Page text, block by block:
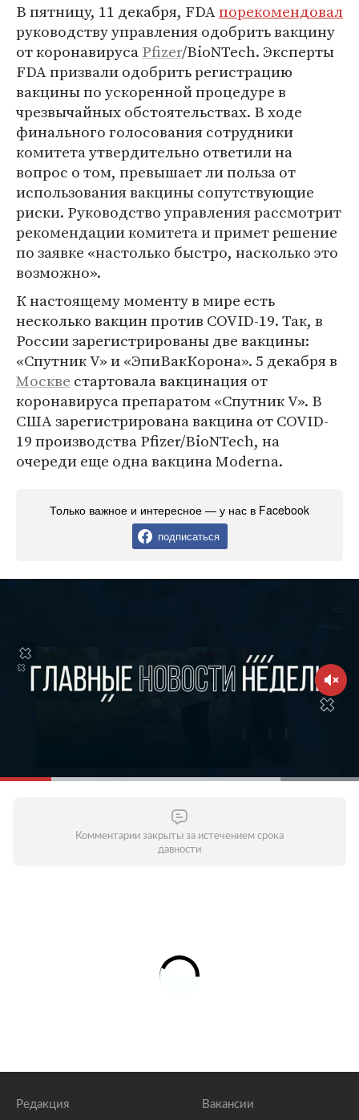
В пятницу, 11 декабря, FDAпорекомендовал
руководству управления одобрить вакцину
от коронавирусаPfizer/BioNTech. Эксперты
FDA призвали одобрить регистрацию
вакцины по ускоренной процедуре в
чрезвычайных обстоятельствах. В ходе
финального голосования сотрудники
комитета утвердительно ответили на
вопрос о том, превышает ли польза от
использования вакцины сопутствующие
риски. Руководство управления рассмотрит
рекомендации комитета и примет решение
по заявке «настолько быстро, насколько это
возможно».
К настоящему моменту в мире есть
несколько вакцин против COVID-19. Так, в
России зарегистрированы две вакцины:
«Спутник V» и «ЭпиВакКорона». 5 декабря в
Москве стартовала вакцинация от
коронавируса препаратом «Спутник V». В
США зарегистрирована вакцина от COVID-
19 производства Pfizer/BioNTech, на
очереди еще одна вакцина Moderna.
Только важное и интересное — у нас в Facebook
подписаться
Комментарии закрыты за истечением срока
давности
Редакция Вакансии